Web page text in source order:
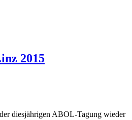
2015
diesjährigen ABOL-Tagung wieder